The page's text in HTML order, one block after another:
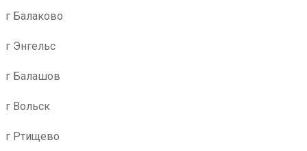
г Балаково
г Энгельс
г Балашов
г Вольск
г Ртищево